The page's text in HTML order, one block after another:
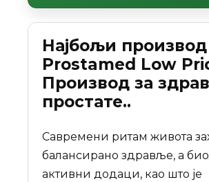
Најбољи производ
Prostamed Low
Производ за
простате..
Савремени ритам живота
балансирано здравље, а
активни додаци, као што је